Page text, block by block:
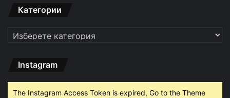
Категории
Категории
Instagram
The Instagram Access Token is expired, Go to the Theme